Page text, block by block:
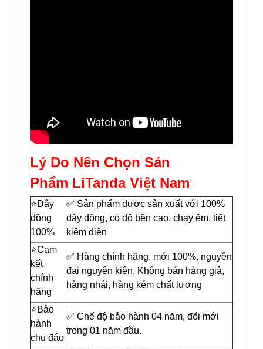
Lý Do Nên Chọn Sản
Phẩm LiTanda Việt Nam
⭐️Dây
đồng
100%
✅ Sản phẩm được sản xuất với 100%
dây đồng, có độ bền cao, chạy êm, tiết
kiệm điện
⭐️Cam
kết
chính
hãng
✅ Hàng chính hãng, mới 100%, nguyên
đai nguyên kiện. Không bán hàng giả,
hàng nhái, hàng kém chất lượng
⭐️Bảo
hành
chu đáo
✅ Chế độ bảo hành 04 năm, đổi mới
trong 01 năm đầu.